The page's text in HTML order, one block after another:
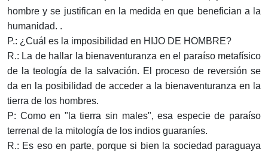
hombre y se justifican en la medida en que benefician a la
humanidad. .
P.: ¿Cuál es la imposibilidad en HIJO DE HOMBRE?
R.: La de hallar la bienaventuranza en el paraíso metafísico
de la teología de la salvación. El proceso de reversión se
da en la posibilidad de acceder a la bienaventuranza en la
tierra de los hombres.
P: Como en "la tierra sin males", esa especie de paraíso
terrenal de la mitología de los indios guaraníes.
R.: Es eso en parte, porque si bien la sociedad paraguaya